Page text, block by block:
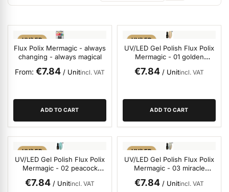
Christmas Time anzeigen
Colour & Nail Art Gels anzeigen
Gel Polish anzeigen
Acrylic anzeigen
UV/LED
Flux Polix Mermagic - always
changing - always magical
From €7.84 / Unitincl. VAT
ADD TO CART
UV/LED
UV/LED Gel Polish Flux Polix
Mermagic - 01 golden
€7.84/ Unitincl. VAT
ADD TO CART
UV/LED
UV/LED Gel Polish Flux Polix
Mermagic - 02 peacock
€7.84/ Unitincl. VAT
UV/LED
UV/LED Gel Polish Flux Polix
Mermagic - 03 miracle
€7.84/ Unitincl. VAT